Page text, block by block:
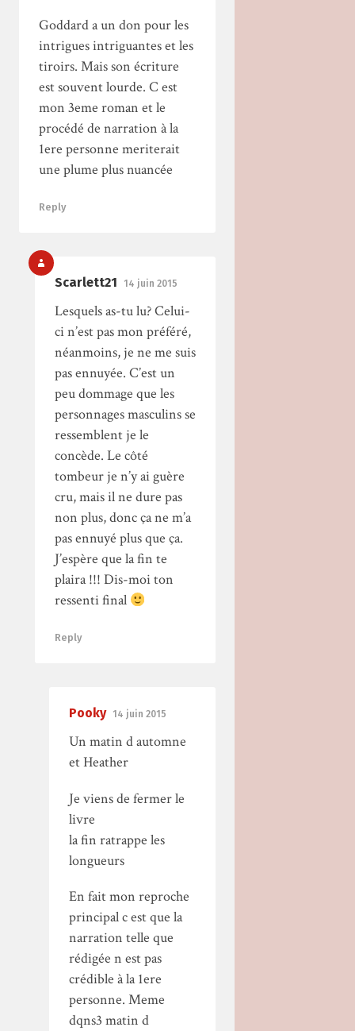
Goddard a un don pour les
intrigues intriguantes et les
tiroirs. Mais son écriture
est souvent lourde. C est
mon 3eme roman et le
procédé de narration à la
1ere personne meriterait
une plume plus nuancée
Reply
Scarlett21 14 juin 2015
Lesquels as-tu lu? Celui-
ci n’est pas mon préféré,
néanmoins, je ne me suis
pas ennuyée. C’est un
peu dommage que les
personnages masculins se
ressemblent je le
concède. Le côté
tombeur je n’y ai guère
cru, mais il ne dure pas
non plus, donc ça ne m’a
pas ennuyé plus que ça.
J’espère que la fin te
plaira !!! Dis-moi ton
ressenti final
Reply
Pooky 14 juin 2015
Un matin d automne
et Heather
Je viens de fermer le
livre
la fin ratrappe les
longueurs
En fait mon reproche
principal c est que la
narration telle que
rédigée n est pas
crédible à la 1ere
personne. Meme
dqns3 matin d